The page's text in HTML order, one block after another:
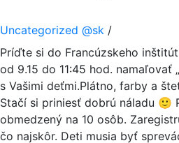
Uncategorized @sk /
Príďte si do Francúzskeho
od 9.15 do 11:45 hod. namaľovať
s Vašimi deťmi.Plátno, farby a
Stačí si priniesť dobrú náladu 🙂
obmedzený na 10 osôb.
čo najskôr. Deti musia byť